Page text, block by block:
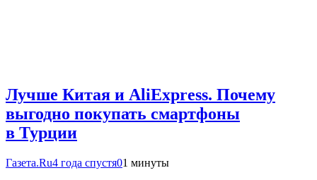
Лучше Китая и AliExpress. Почему
выгодно покупать смартфоны
в Турции
Газета.Ru4 года спустя01 минуты